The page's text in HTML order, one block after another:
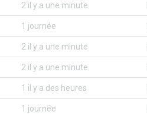
2 il y a une minute
1 journée
2 il y a une minute
2 il y a une minute
1 il y a des heures
1 journée